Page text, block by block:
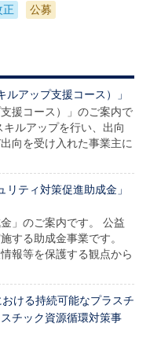
正 公募
ルアップ支援コース）」
援コース）」のご案内で
ルアップを行い、出向
向を受け入れた事業主に
リティ対策促進助成金」
」のご案内です。 公益
する助成金事業です。
報等を保護する観点から
ける持続可能なプラスチ
チック資源循環対策事